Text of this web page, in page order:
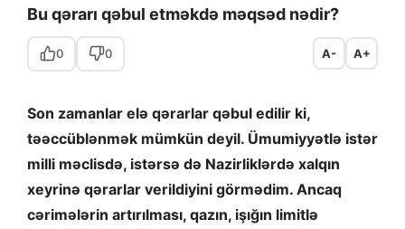
Bu qərarı qəbul etməkdə məqsəd nədir?
0 0 A- A+
Son zamanlar elə qərarlar qəbul edilir ki,
təəccüblənmək mümkün deyil. Ümumiyyətlə istər
milli məclisdə, istərsə də Nazirliklərdə xalqın
xeyrinə qərarlar verildiyini görmədim. Ancaq
cərimələrin artırılması, qazın, işığın limitlə